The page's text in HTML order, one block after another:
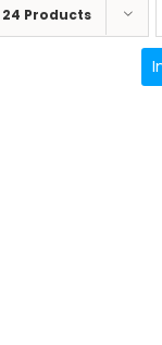
24 Products